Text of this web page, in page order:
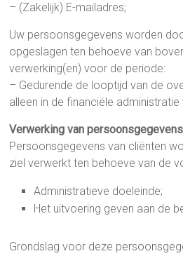
– (Zakelijk) E-mailadres;
Uw persoonsgegevens worden
opgeslagen ten behoeve van
verwerking(en) voor de periode:
– Gedurende de looptijd van de
alleen in de financiële
Verwerking van
Persoonsgegevens van cliënten
ziel verwerkt ten behoeve van de
Administratieve doeleinde;
Het uitvoering geven aan de
Grondslag voor deze